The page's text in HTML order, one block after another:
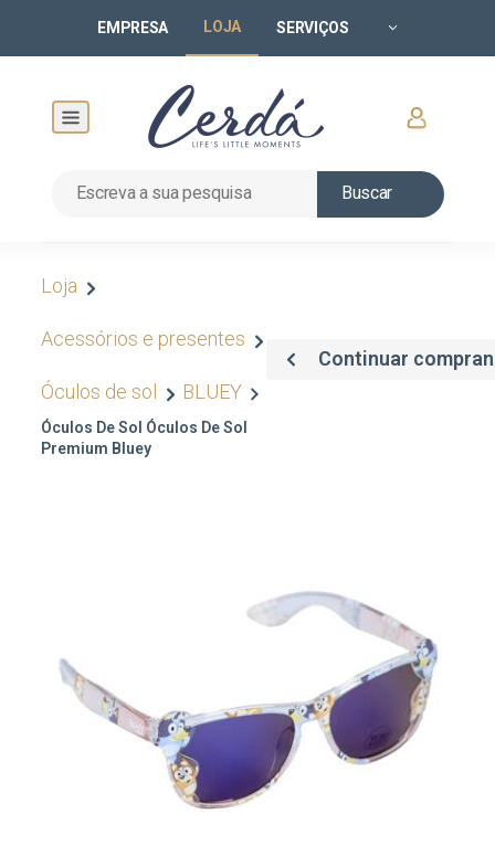
EMPRESA LOJA SERVIÇOS
Buscar
Loja
Acessórios e presentes
Óculos de sol BLUEY
Óculos De Sol Óculos De Sol
Premium Bluey
Continuar